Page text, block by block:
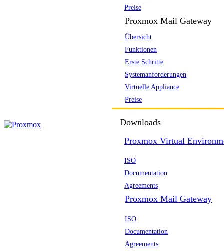
Preise
Proxmox Mail Gateway
Übersicht
Funktionen
Erste Schritte
Systemanforderungen
Virtuelle Appliance
Preise
Downloads
Proxmox Virtual
ISO
Documentation
Agreements
Proxmox Mail Gateway
ISO
Documentation
Agreements